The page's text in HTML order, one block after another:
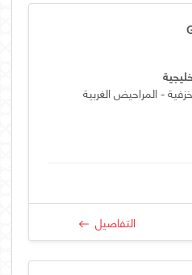
- المراحيض الغربية
التفاصيل